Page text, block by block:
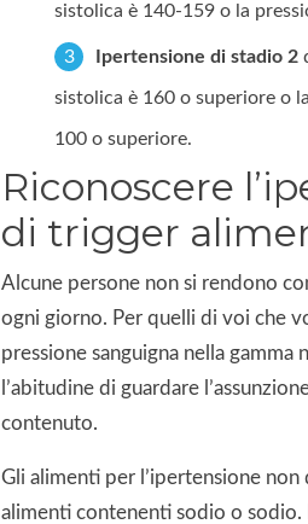
sistolica è 140-159 o la
Ipertensione di stadio 2
sistolica è 160 o superiore o
100 o superiore.
Riconoscere
di trigger
Alcune persone non si rendono
ogni giorno. Per quelli di voi che
pressione sanguigna nella gamma
l’abitudine di guardare
contenuto.
Gli alimenti per l’ipertensione
alimenti contenenti sodio o sodio.